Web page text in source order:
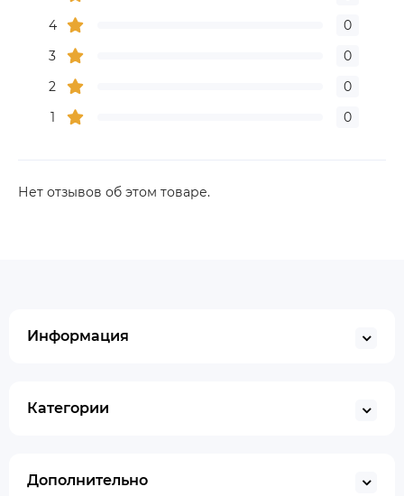
4
0
3
0
2
0
1
0
Нет отзывов об этом товаре.
Информация
Категории
Дополнительно